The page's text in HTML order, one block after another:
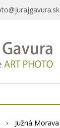
Južná Morava